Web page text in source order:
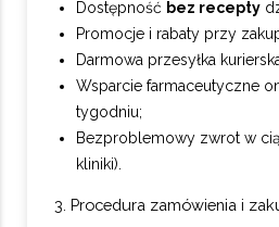
Dostępność bez recepty
Promocje i rabaty przy
Darmowa przesyłka
Wsparcie farmaceutyczne
tygodniu;
Bezproblemowy zwrot w
kliniki).
3. Procedura zamówienia i